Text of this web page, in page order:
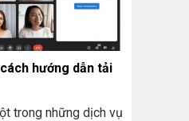
hướng dẫn tải
trong những dịch vụ